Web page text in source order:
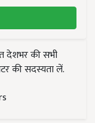
देशभर की सभी
की सदस्यता लें.